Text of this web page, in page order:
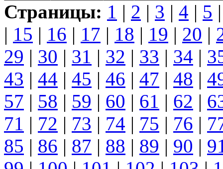
Страницы: 1 | 2 | 3 | 4 | 5
| 15 | 16 | 17 | 18 | 19 | 20 |
29 | 30 | 31 | 32 | 33 | 34 |
43 | 44 | 45 | 46 | 47 | 48 |
57 | 58 | 59 | 60 | 61 | 62 |
71 | 72 | 73 | 74 | 75 | 76 |
85 | 86 | 87 | 88 | 89 | 90 |